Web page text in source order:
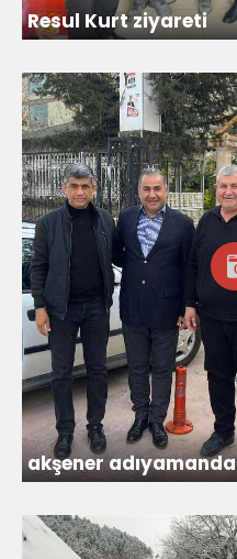
Resul Kurt ziyareti
akşener adıyamanda